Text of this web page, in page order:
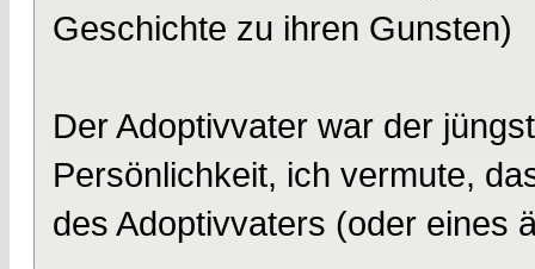
Geschichte zu ihren Gunsten)
Der Adoptivvater war der
Persönlichkeit, ich vermute,
des Adoptivvaters (oder eines